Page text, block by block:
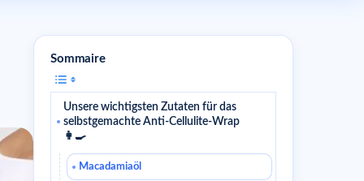
Sommaire
Unsere wichtigsten Zutaten für das
selbstgemachte Anti-Cellulite-Wrap
👩‍🍳
Macadamiaöl